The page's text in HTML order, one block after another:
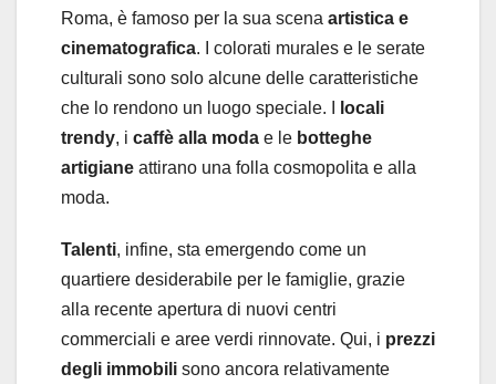
Roma, è famoso per la sua scena artistica e
cinematografica. I colorati murales e le serate
culturali sono solo alcune delle caratteristiche
che lo rendono un luogo speciale. I
locali
trendy, i caffè alla moda e le botteghe
artigiane attirano una folla cosmopolita e alla
moda.
Talenti, infine, sta emergendo come un
quartiere desiderabile per le famiglie, grazie
alla recente apertura di nuovi centri
commerciali e aree verdi rinnovate. Qui, i prezzi
degli immobili sono ancora relativamente